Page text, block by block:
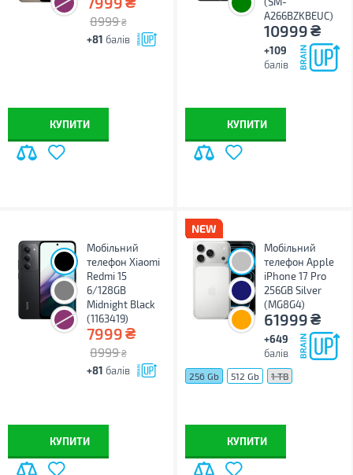
8999 ₴
+81 балів
КУПИТИ
A266BZKBEUC)
10999₴
+109
балів
КУПИТИ
Мобільний
телефон Xiaomi
Redmi 15
6/128GB
Midnight Black
(1163419)
7999₴
8999 ₴
+81 балів
КУПИТИ
Мобільний
телефон Apple
iPhone 17 Pro
256GB Silver
(MG8G4)
61999₴
+649
балів
256 Gb 512 Gb 1 TB
КУПИТИ